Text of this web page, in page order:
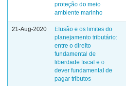
proteção do meio
ambiente marinho
21-Aug-2020
Elusão e os limites do
planejamento tributário:
entre o direito
fundamental de
liberdade fiscal e o
dever fundamental de
pagar tributos